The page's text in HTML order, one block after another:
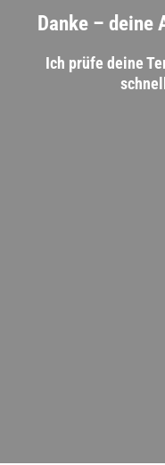
Danke – deine
Ich prüfe deine